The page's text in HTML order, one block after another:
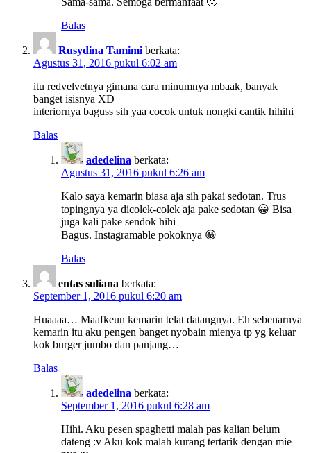
Balas
Rusydina Tamimi berkata:
Agustus 31, 2016 pukul 6:02 am
itu redvelvetnya gimana cara minumnya mbaak, banyak
banget isisnya XD
interiornya baguss sih yaa cocok untuk nongki cantik hihihi
Balas
adedelina berkata:
Agustus 31, 2016 pukul 6:26 am
Kalo saya kemarin biasa aja sih pakai sedotan. Trus
topingnya ya dicolek-colek aja pake sedotan 😀 Bisa
juga kali pake sendok hihi
Bagus. Instagramable pokoknya 😀
Balas
entas suliana berkata:
September 1, 2016 pukul 6:20 am
Huaaaa… Maafkeun kemarin telat datangnya. Eh sebenarnya
kemarin itu aku pengen banget nyobain mienya tp yg keluar
kok burger jumbo dan panjang…
Balas
adedelina berkata:
September 1, 2016 pukul 6:28 am
Hihi. Aku pesen spaghetti malah pas kalian belum
dateng :v Aku kok malah kurang tertarik dengan mie